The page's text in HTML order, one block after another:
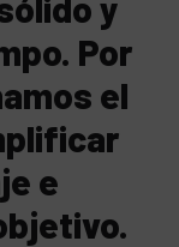
Por
el
e